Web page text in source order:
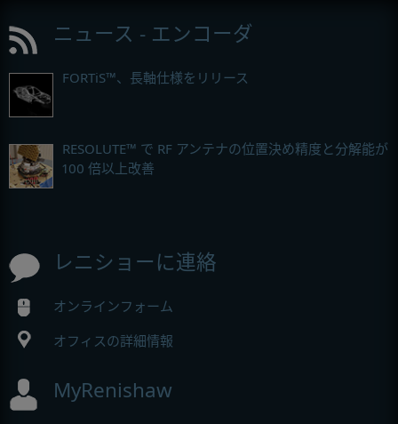
ニュース - エンコーダ
FORTiS™、長軸仕様をリリース
RESOLUTE™ で RF アンテナの位置決め精度と分解能が
100 倍以上改善
レニショーに連絡
オンラインフォーム
オフィスの詳細情報
MyRenishaw